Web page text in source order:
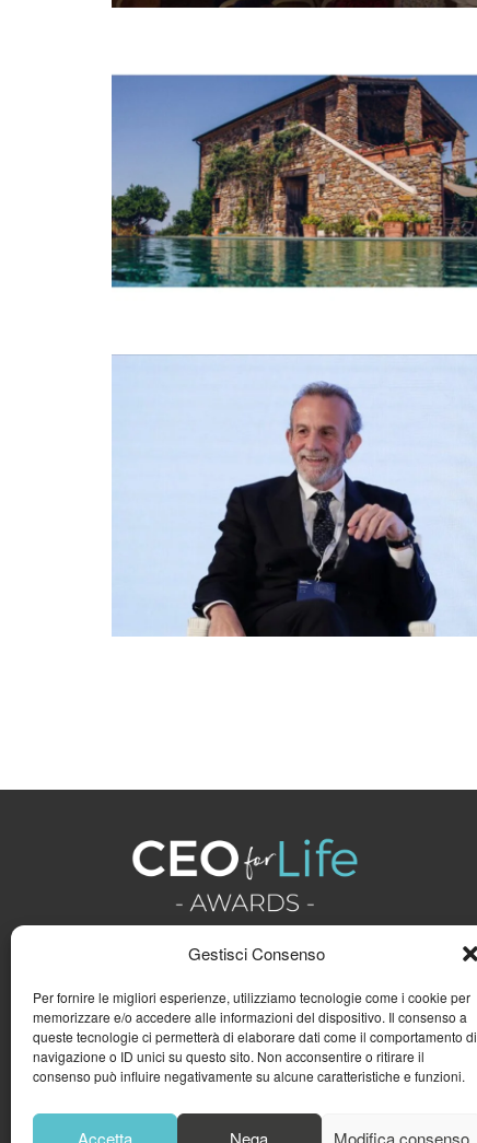
Gestisci Consenso
Per fornire le migliori esperienze, utilizziamo tecnologie come i cookie per
memorizzare e/o accedere alle informazioni del dispositivo. Il consenso a
queste tecnologie ci permetterà di elaborare dati come il comportamento di
navigazione o ID unici su questo sito. Non acconsentire o ritirare il
consenso può influire negativamente su alcune caratteristiche e funzioni.
Accetta Nega Modifica consenso